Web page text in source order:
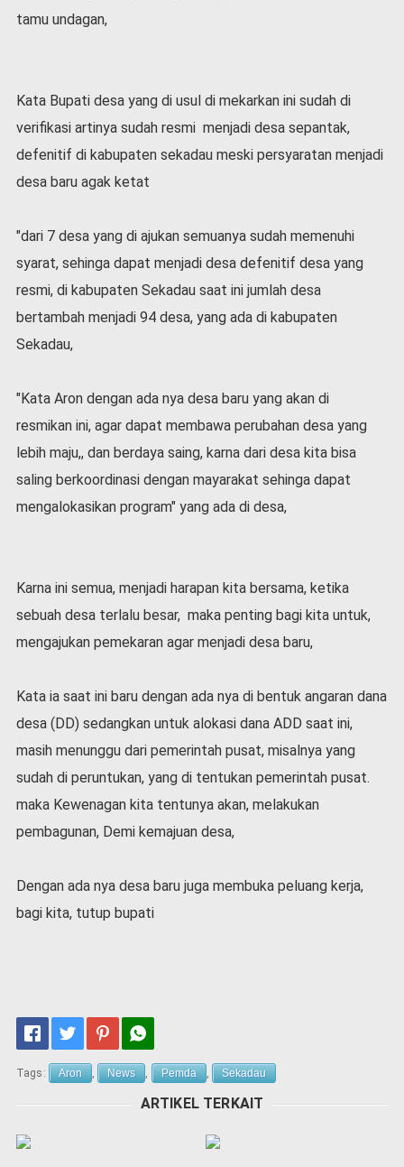
r
p
i
i
e
i
t
a
o
d
-
1
9
a
n
a
l
tamu undagan,
Kata Bupati desa yang di usul di mekarkan ini sudah di
verifikasi artinya sudah resmi menjadi desa sepantak,
defenitif di kabupaten sekadau meski persyaratan menjadi
desa baru agak ketat
"dari 7 desa yang di ajukan semuanya sudah memenuhi
syarat, sehinga dapat menjadi desa defenitif desa yang
resmi, di kabupaten Sekadau saat ini jumlah desa
bertambah menjadi 94 desa, yang ada di kabupaten
Sekadau,
"Kata Aron dengan ada nya desa baru yang akan di
resmikan ini, agar dapat membawa perubahan desa yang
lebih maju,, dan berdaya saing, karna dari desa kita bisa
saling berkoordinasi dengan mayarakat sehinga dapat
mengalokasikan program" yang ada di desa,
Karna ini semua, menjadi harapan kita bersama, ketika
sebuah desa terlalu besar, maka penting bagi kita untuk,
mengajukan pemekaran agar menjadi desa baru,
Kata ia saat ini baru dengan ada nya di bentuk angaran dana
desa (DD) sedangkan untuk alokasi dana ADD saat ini,
masih menunggu dari pemerintah pusat, misalnya yang
sudah di peruntukan, yang di tentukan pemerintah pusat.
maka Kewenagan kita tentunya akan, melakukan
pembagunan, Demi kemajuan desa,
Dengan ada nya desa baru juga membuka peluang kerja,
bagi kita, tutup bupati
Tags: Aron , News , Pemda , Sekadau
ARTIKEL TERKAIT